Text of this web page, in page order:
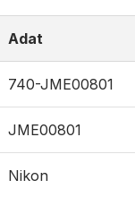
Adat
740-JME00801
JME00801
Nikon